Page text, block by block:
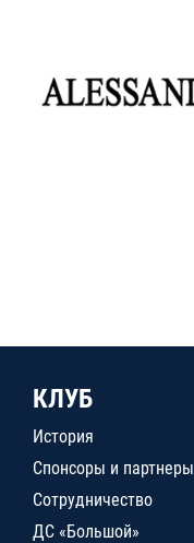
КЛУБ
История
Спонсоры и партнеры
Сотрудничество
ДС «Большой»